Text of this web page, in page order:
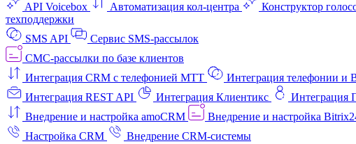
API Voicebox
Автоматизация кол‑центра Конструктор
техподдержки
SMS API
Сервис SMS-рассылок
СМС-рассылки по базе клиентов
Интеграция CRM с телефонией МТТ
Интеграция телефонии и
Интеграция REST API
Интеграция Клиентикс Интеграция
Внедрение и настройка amoCRM
Внедрение и настройка
Настройка CRM
Внедрение CRM-системы